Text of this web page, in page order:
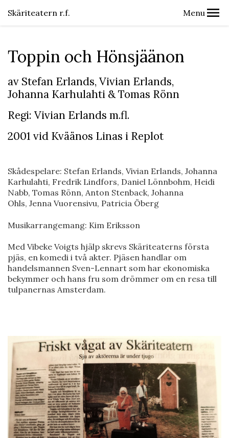
Skäriteatern r.f. Menu
Toppin och Hönsjäänon
av Stefan Erlands, Vivian Erlands,
Johanna Karhulahti & Tomas Rönn
Regi: Vivian Erlands m.fl.
2001 vid Kväänos Linas i Replot
Skådespelare: Stefan Erlands, Vivian Erlands, Johanna
Karhulahti, Fredrik Lindfors, Daniel Lönnbohm, Heidi
Nabb, Tomas Rönn, Anton Stenback, Johanna
Ohls, Jenna Vuorensivu, Patricia Öberg
Musikarrangemang: Kim Eriksson
Med Vibeke Voigts hjälp skrevs Skäriteaterns första
pjäs, en komedi i två akter. Pjäsen handlar om
handelsmannen Sven-Lennart som har ekonomiska
bekymmer och hans fru som drömmer om en resa till
tulpanernas Amsterdam.